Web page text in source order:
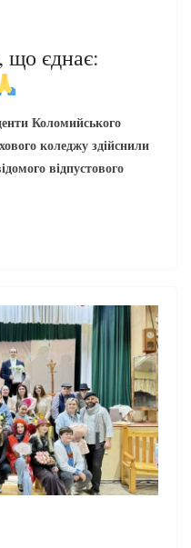
що єднає:
Коломийського
коледжу здійснили
відпустового